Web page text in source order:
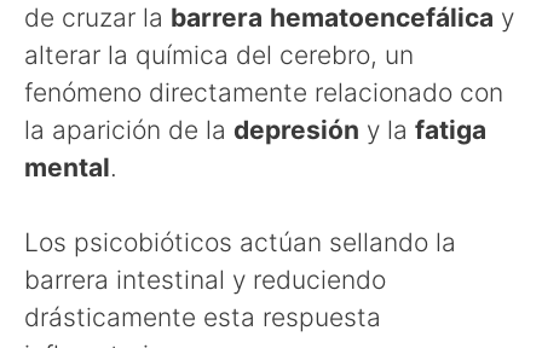
de cruzar la barrera hematoencefálica y
alterar la química del cerebro, un
fenómeno directamente relacionado con
la aparición de la depresión y la fatiga
mental.
Los psicobióticos actúan sellando la
barrera intestinal y reduciendo
drásticamente esta respuesta